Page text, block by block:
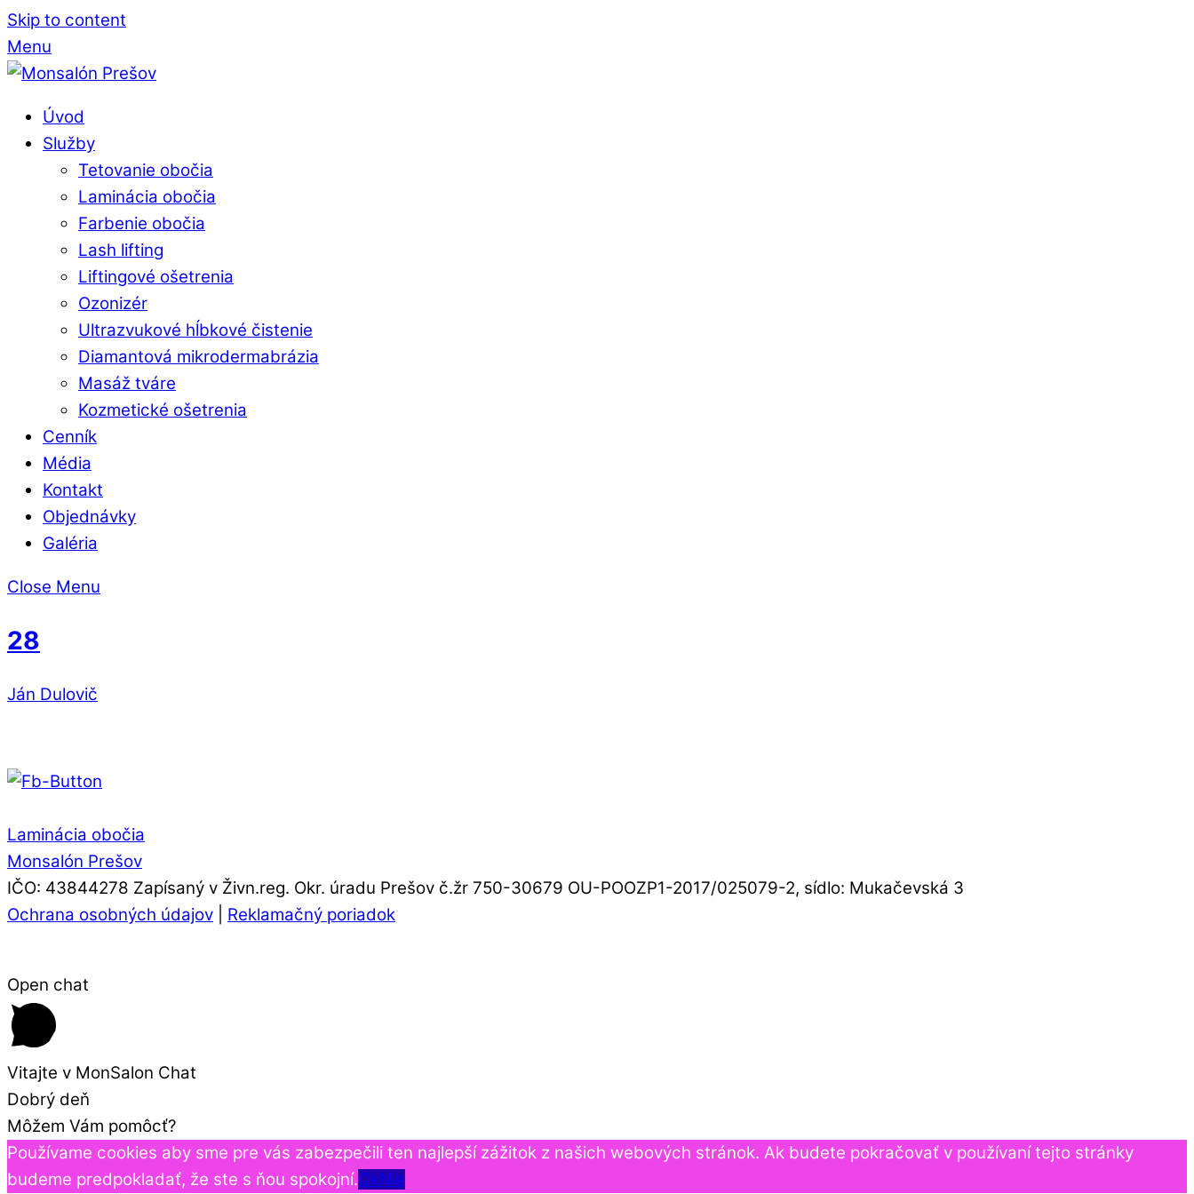
Skip to content
Menu
Úvod
Služby
Tetovanie obočia
Laminácia obočia
Farbenie obočia
Lash lifting
Liftingové ošetrenia
Ozonizér
Ultrazvukové hĺbkové čistenie
Diamantová mikrodermabrázia
Masáž tváre
Kozmetické ošetrenia
Cenník
Média
Kontakt
Objednávky
Galéria
Close Menu
28
Ján Dulovič
Laminácia obočia
Monsalón Prešov
IČO: 43844278 Zapísaný v Živn.reg. Okr. úradu Prešov č.žr 750-30679 OU-POOZP1-2017/025079-2, sídlo: Mukačevská 3
Ochrana osobných údajov
Reklamačný poriadok
Open chat
Vitajte v MonSalon Chat
Dobrý deň
Môžem Vám pomôcť?
Používame cookies aby sme pre vás zabezpečili ten najlepší zážitok z našich webových stránok. Ak budete pokračovať v používaní tejto stránky
budeme predpokladať, že ste s ňou spokojní.OkNie